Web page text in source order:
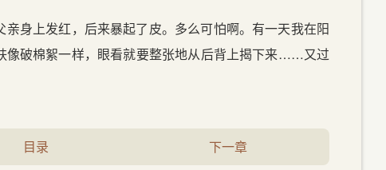
身上发红，后来暴起了皮。多么可怕啊。有一天我在阳
像破棉絮一样，眼看就要整张地从后背上揭下来……又过
目录 下一章